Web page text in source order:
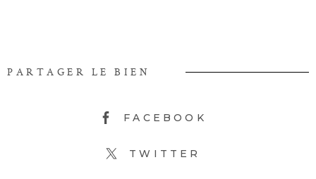
PARTAGER LE BIEN
FACEBOOK
TWITTER